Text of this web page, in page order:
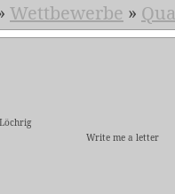
Wettbewerbe »
Löchrig
Write me a letter